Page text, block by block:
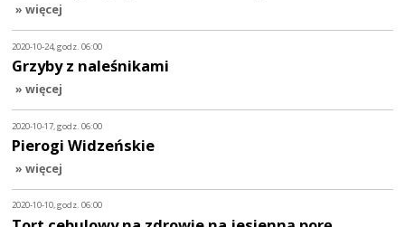
» więcej
2020-10-24, godz. 06:00
Grzyby z naleśnikami
» więcej
2020-10-17, godz. 06:00
Pierogi Widzeńskie
» więcej
2020-10-10, godz. 06:00